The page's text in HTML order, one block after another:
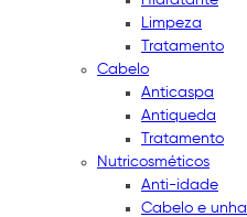
Limpeza
Tratamento
Cabelo
Anticaspa
Antiqueda
Tratamento
Nutricosméticos
Anti-idade
Cabelo e unha